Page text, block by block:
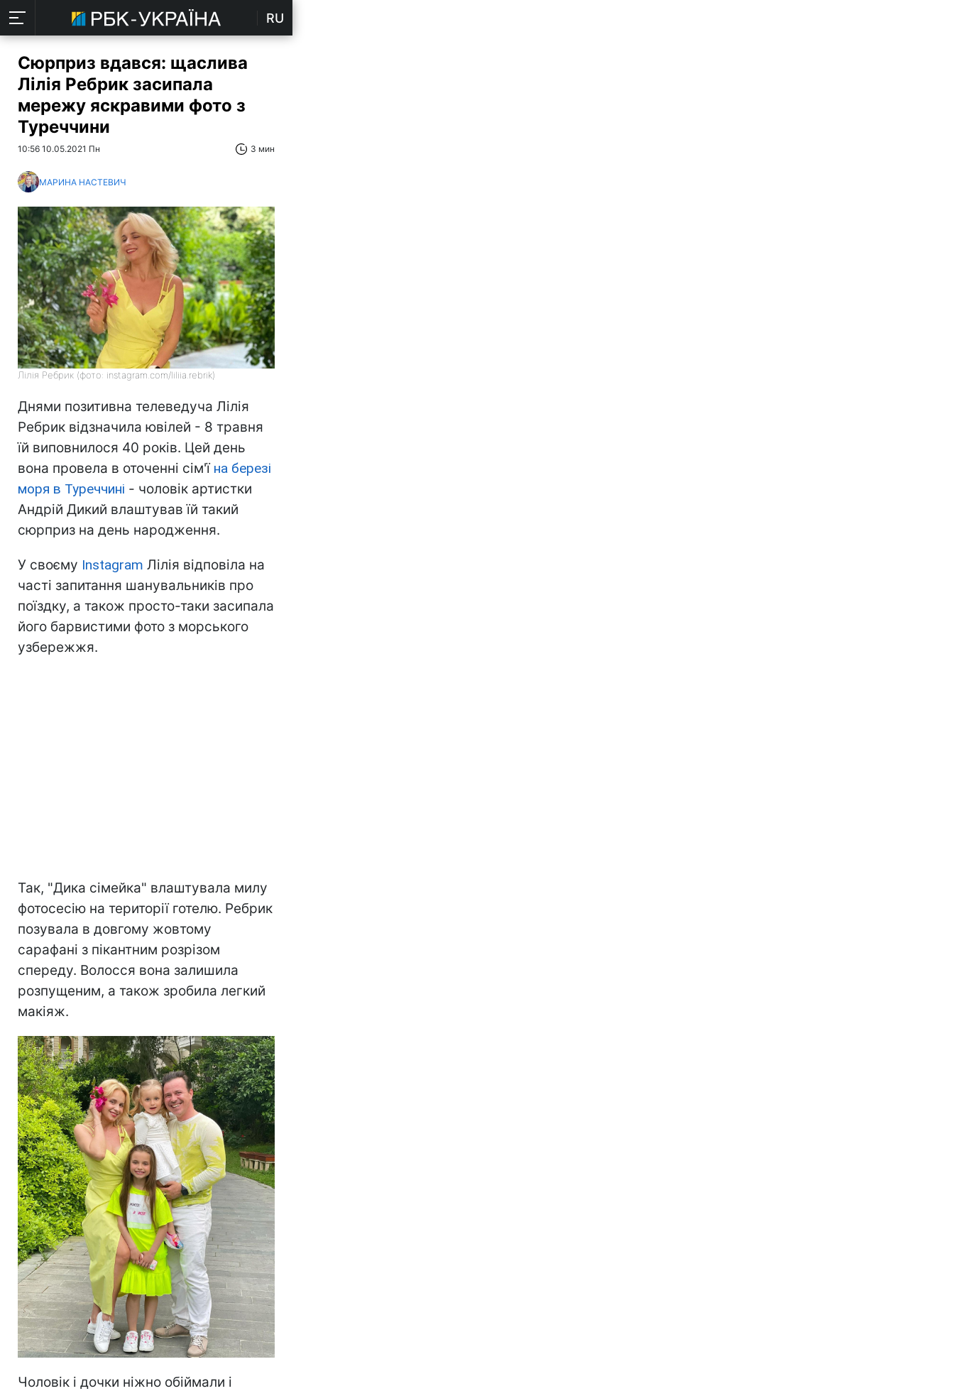
RU
Сюрприз вдався: щаслива
Лілія Ребрик засипала
мережу яскравими фото з
Туреччини
10:56 10.05.2021 Пн 3 мин
МАРИНА НАСТЕВИЧ
Лілія Ребрик (фото: instagram.com/liliia.rebrik)
Днями позитивна телеведуча Лілія
Ребрик відзначила ювілей - 8 травня
їй виповнилося 40 років. Цей день
вона провела в оточенні сім'ї на березі
моря в Туреччині - чоловік артистки
Андрій Дикий влаштував їй такий
сюрприз на день народження.
У своєму Instagram Лілія відповіла на
часті запитання шанувальників про
поїздку, а також просто-таки засипала
його барвистими фото з морського
узбережжя.
Так, "Дика сімейка" влаштувала милу
фотосесію на території готелю. Ребрик
позувала в довгому жовтому
сарафані з пікантним розрізом
спереду. Волосся вона залишила
розпущеним, а також зробила легкий
макіяж.
Чоловік і дочки ніжно обіймали і